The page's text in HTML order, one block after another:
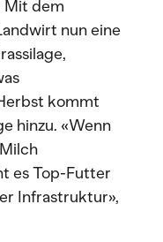
Mit dem
nun eine
kommt
hinzu. «Wenn
es Top-Futter
Infrastruktur»,